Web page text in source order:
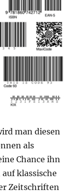
man diesen
als
Chance ihn
klassische
Zeitschriften